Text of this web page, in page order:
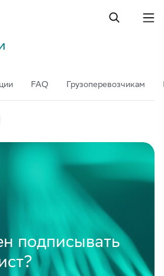
FAQ Грузоперевозчикам
подписывать